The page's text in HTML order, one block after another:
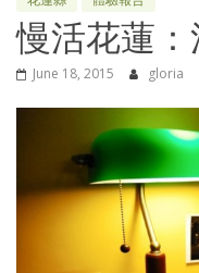
慢活花蓮
June 18, 2015 gloria